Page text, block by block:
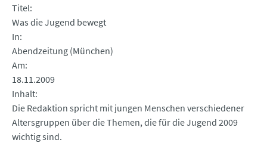
Titel
Was die Jugend bewegt
In
Abendzeitung (München)
Am
18.11.2009
Inhalt
Die Redaktion spricht mit jungen Menschen verschiedener
Altersgruppen über die Themen, die für die Jugend 2009
wichtig sind.